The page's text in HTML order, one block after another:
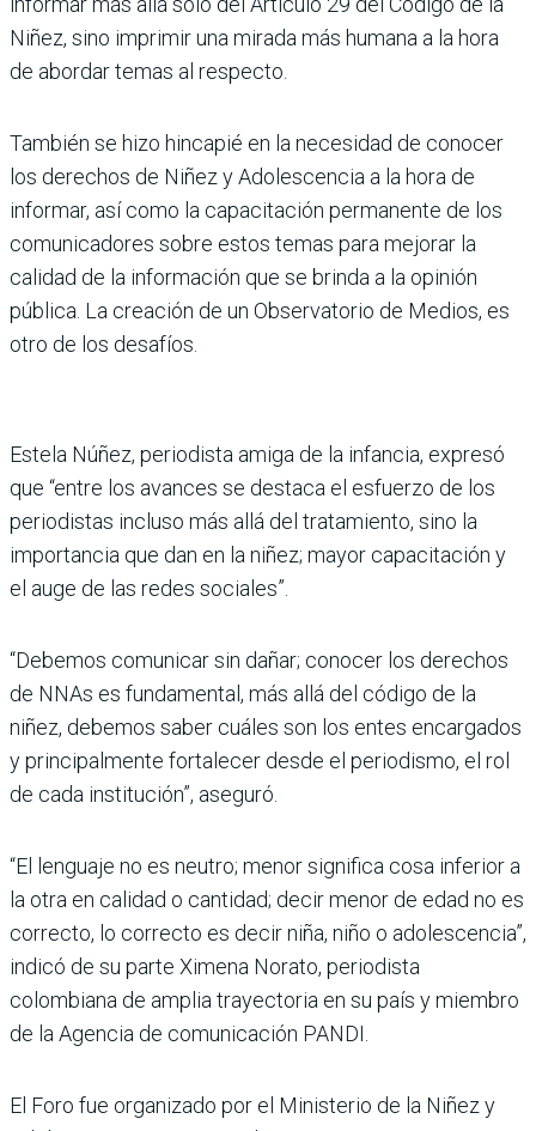
Niñez, sino imprimir una mirada más humana a la hora
de abordar temas al respecto.
También se hizo hincapié en la necesidad de conocer
los derechos de Niñez y Adolescencia a la hora de
informar, así como la capacitación permanente de los
comunicadores sobre estos temas para mejorar la
calidad de la información que se brinda a la opinión
pública. La creación de un Observatorio de Medios, es
otro de los desafíos.
Estela Núñez, periodista amiga de la infancia, expresó
que “entre los avances se destaca el esfuerzo de los
periodistas incluso más allá del tratamiento, sino la
importancia que dan en la niñez; mayor capacitación y
el auge de las redes sociales”.
“Debemos comunicar sin dañar; conocer los derechos
de NNAs es fundamental, más allá del código de la
niñez, debemos saber cuáles son los entes encargados
y principalmente fortalecer desde el periodismo, el rol
de cada institución”, aseguró.
“El lenguaje no es neutro; menor significa cosa inferior a
la otra en calidad o cantidad; decir menor de edad no es
correcto, lo correcto es decir niña, niño o adolescencia”,
indicó de su parte Ximena Norato, periodista
colombiana de amplia trayectoria en su país y miembro
de la Agencia de comunicación PANDI.
El Foro fue organizado por el Ministerio de la Niñez y